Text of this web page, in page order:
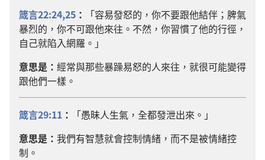
箴言22:24,25 ：
「容易發怒的，你不要跟他結伴；脾氣
暴烈的，你不可跟他來往。不然，你習慣了他的行徑，
自己就陷入網羅。」
意思是： 經常與那些暴躁易怒的人來往，就很可能變得
跟他們一樣。
箴言29:11 ：
「愚昧人生氣，全都發泄出來。」
意思是： 我們有智慧就會控制情緒，而不是被情緒控
制。